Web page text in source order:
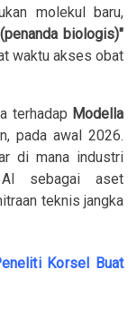
molekul baru,
biologis)"
waktu akses obat
terhadap Modella
pada awal 2026.
di mana industri
sebagai aset
teknis jangka
Korsel Buat